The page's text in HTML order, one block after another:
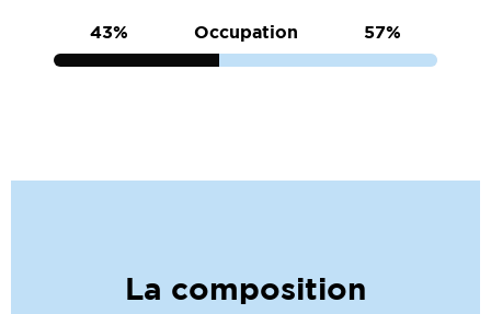
43% Occupation 57%
La composition